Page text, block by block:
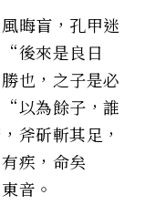
晦盲，孔甲迷
後來是良日
也，之子是必
以為餘子，誰
斧斫斬其足，
疾，命矣
音。